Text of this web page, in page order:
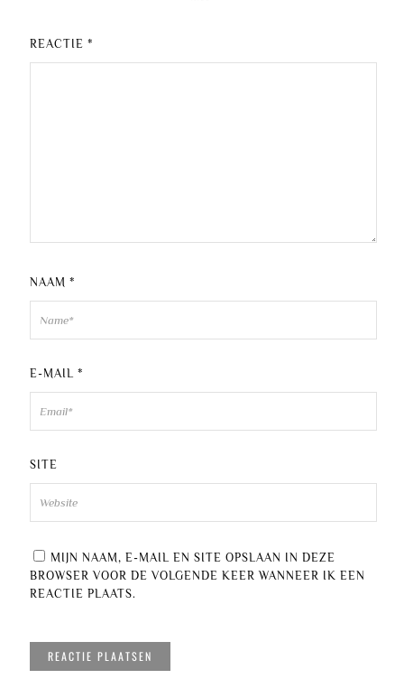
REACTIE *
NAAM *
E-MAIL *
SITE
MIJN NAAM, E-MAIL EN SITE OPSLAAN IN DEZE
BROWSER VOOR DE VOLGENDE KEER WANNEER IK EEN
REACTIE PLAATS.